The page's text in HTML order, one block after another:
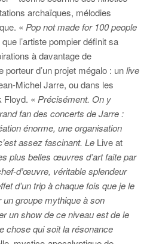
archaïques, mélodies
« Pop not made for 100 people
que l’artiste pompier définit sa
à davantage de
porteur d’un projet mégalo : unlive
Michel Jarre, ou dans les
Floyd. « Précisément. On y
fan des concerts de Jarre :
énorme, une organisation
assez fascinant. Le Live at
plus belles œuvres d’art faite par
d’œuvre, véritable splendeur
d’un trip à chaque fois que je le
groupe mythique à son
un show de ce niveau est de le
chose qui soit la résonance